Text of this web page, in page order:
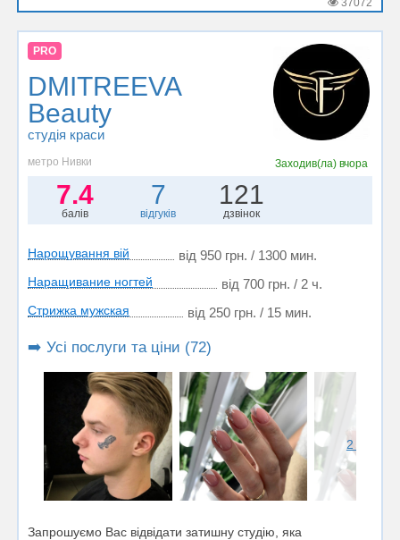
37072
PRO
DMITREEVA
Beauty
студія краси
метро Нивки Заходив(ла)вчора
7.4
балів
7
відгуків
121
дзвінок
Нарощування вій від 950 грн. / 1300 мин.
Наращивание ногтей від 700 грн. / 2 ч.
Стрижка мужская від 250 грн. / 15 мин.
➡️ Усі послуги та ціни (72)
2 фото
Запрошуємо Вас відвідати затишну студію, яка